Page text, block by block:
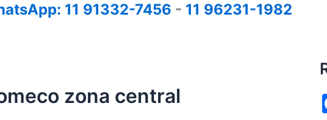
11 91332-7456 - 11 96231-1982
zona central